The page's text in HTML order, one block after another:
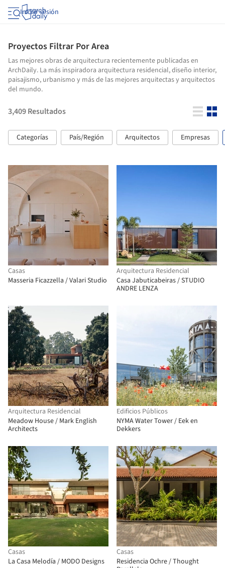
Iniciar sesión
Proyectos Filtrar Por Area
Las mejores obras de arquitectura recientemente publicadas en
ArchDaily. La más inspiradora arquitectura residencial, diseño interior,
paisajismo, urbanismo y más de las mejores arquitectas y arquitectos
del mundo.
3,409Resultados
Categorías País/Región Arquitectos Empresas
Casas
Masseria Ficazzella / Valari Studio
Arquitectura Residencial
Casa Jabuticabeiras / STUDIO
ANDRE LENZA
Arquitectura Residencial
Meadow House / Mark English
Architects
Edificios Públicos
NYMA Water Tower / Eek en
Dekkers
Casas
La Casa Melodía / MODO Designs
Casas
Residencia Ochre / Thought